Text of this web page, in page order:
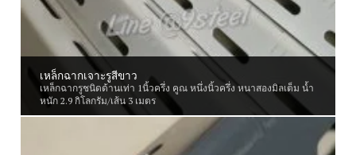
เหล็กฉากเจาะรูสีขาว
เหล็กฉากรูชนิดด้านเท่า 1นิ้วครึ่ง คูณ หนึ่งนิ้วครึ่ง หนาสองมิลเต็ม น้ำ
หนัก 2.9 กิโลกรัม/เส้น 3 เมตร